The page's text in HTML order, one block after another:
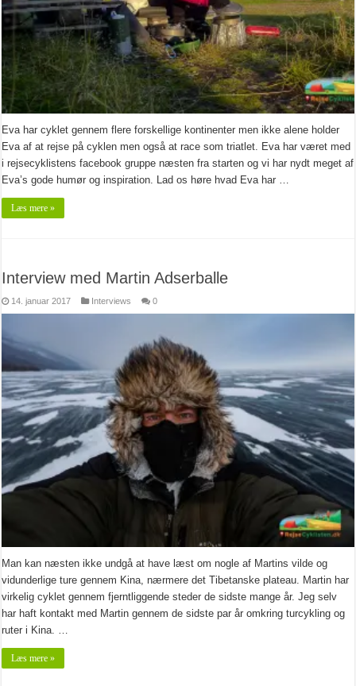
Eva har cyklet gennem flere forskellige kontinenter men ikke alene holder
Eva af at rejse på cyklen men også at race som triatlet. Eva har været med
i rejsecyklistens facebook gruppe næsten fra starten og vi har nydt meget af
Eva’s gode humør og inspiration. Lad os høre hvad Eva har …
Læs mere »
Interview med Martin Adserballe
14. januar 2017 Interviews 0
Man kan næsten ikke undgå at have læst om nogle af Martins vilde og
vidunderlige ture gennem Kina, nærmere det Tibetanske plateau. Martin har
virkelig cyklet gennem fjerntliggende steder de sidste mange år. Jeg selv
har haft kontakt med Martin gennem de sidste par år omkring turcykling og
ruter i Kina. …
Læs mere »